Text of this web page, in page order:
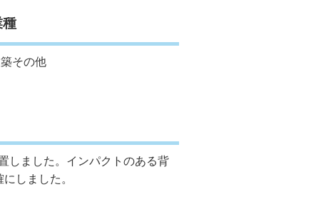
種
その他
しました。インパクトのある背
しました。